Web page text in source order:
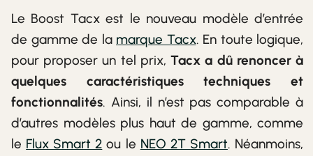
Le Boost Tacx est le nouveau modèle d’entrée
de gamme de la marque Tacx. En toute logique,
pour proposer un tel prix,Tacx a dû renoncer à
quelques caractéristiques techniques et
fonctionnalités. Ainsi, il n’est pas comparable à
d’autres modèles plus haut de gamme, comme
le Flux Smart 2 ou le NEO 2T Smart. Néanmoins,